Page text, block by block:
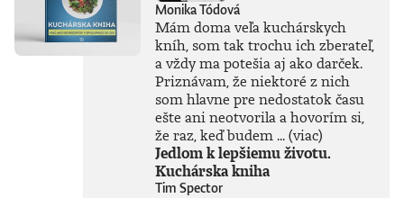
Monika Tódová
Mám doma veľa kuchárskych
kníh, som tak trochu ich zberateľ,
a vždy ma potešia aj ako darček.
Priznávam, že niektoré z nich
som hlavne pre nedostatok času
ešte ani neotvorila a hovorím si,
že raz, keď budem ...(viac)
Jedlom k lepšiemu životu.
Kuchárska kniha
Tim Spector